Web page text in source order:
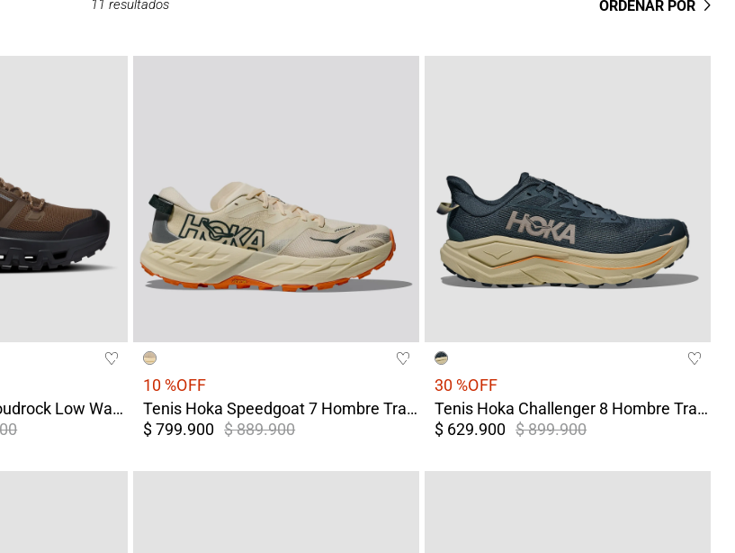
11resultados ORDENAR POR
Tenis On Hombre Cloudrock Low Waterproof Terreo/Gris
10 %OFF
Tenis Hoka Speedgoat 7 Hombre Trail Running Amarillo/ Terreo
$ 799.900 $ 889.900
30 %OFF
Tenis Hoka Challenger 8 Hombre Trail Running Azul/Gris
$ 629.900 $ 899.900